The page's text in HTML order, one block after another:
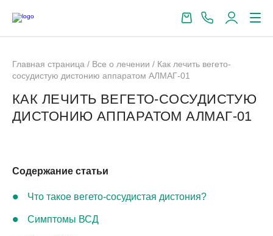
Главная страница / Все о лечении / Как лечить вегето-
сосудистую дистонию аппаратом АЛМАГ-01
КАК ЛЕЧИТЬ ВЕГЕТО-СОСУДИСТУЮ
ДИСТОНИЮ АППАРАТОМ АЛМАГ-01
Содержание статьи
Что такое вегето-сосудистая дистония?
Симптомы ВСД